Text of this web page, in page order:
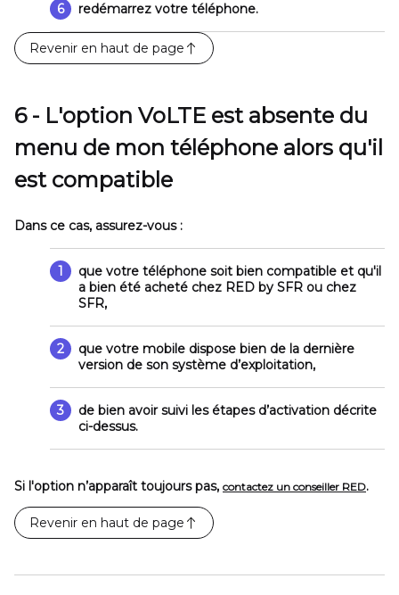
6 redémarrez votre téléphone.
Revenir en haut de page
6 - L'option VoLTE est absente du
menu de mon téléphone alors qu'il
est compatible
Dans ce cas, assurez-vous :
1
que votre téléphone soit bien compatible et qu'il
a bien été acheté chez RED by SFR ou chez
SFR,
2
que votre mobile dispose bien de la dernière
version de son système d’exploitation,
3
de bien avoir suivi les étapes d’activation décrite
ci-dessus.
Si l'option n’apparaît toujours pas, contactez un conseiller RED.
Revenir en haut de page